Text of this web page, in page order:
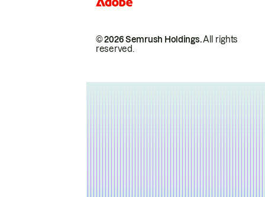
© 2026 Semrush Holdings.All rights
reserved.